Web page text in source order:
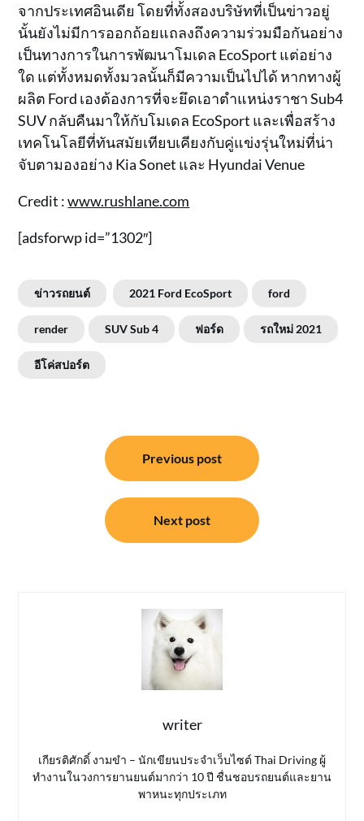
จากประเทศอินเดีย โดยที่ทั้งสองบริษัทที่เป็นข่าวอยู่
นั้นยังไม่มีการออกถ้อยแถลงถึงความร่วมมือกันอย่าง
เป็นทางการในการพัฒนาโมเดล EcoSport แต่อย่าง
ใด แต่ทั้งหมดทั้งมวลนั้นก็มีความเป็นไปได้ หากทางผู้
ผลิต Ford เองต้องการที่จะยึดเอาตำแหน่งราชา Sub4
SUV กลับคืนมาให้กับโมเดล EcoSport และเพื่อสร้าง
เทคโนโลยีที่ทันสมัยเทียบเคียงกับคู่แข่งรุ่นใหม่ที่น่า
จับตามองอย่าง Kia Sonet และ Hyundai Venue
Credit :www.rushlane.com
[adsforwp id=”1302″]
ข่าวรถยนต์ 2021 Ford EcoSport ford
render SUV Sub 4 ฟอร์ด รถใหม่ 2021
อีโค่สปอร์ต
Previous post
Next post
writer
เกียรติศักดิ์ งามขำ – นักเขียนประจำเว็บไซต์ Thai Driving ผู้
ทำงานในวงการยานยนต์มากว่า 10 ปี ชื่นชอบรถยนต์และยาน
พาหนะทุกประเภท